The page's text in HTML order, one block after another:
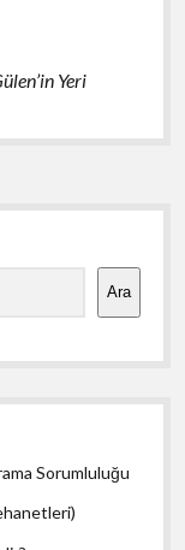
Yeri
Ara
Sorumluluğu